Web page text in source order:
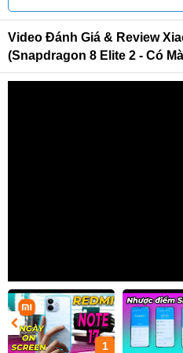
Video Đánh Giá & Review
(Snapdragon 8 Elite 2 - Có
1